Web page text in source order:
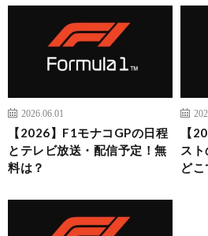
2026.06.01
【2026】F1モナコGPの日程
とテレビ放送・配信予定！無
料は？
【
ス
どこ